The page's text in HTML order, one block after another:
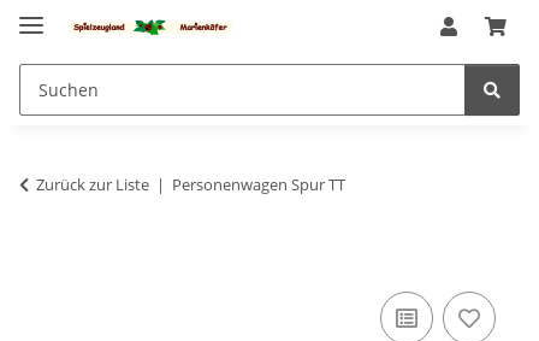
Zurück zur Liste Personenwagen Spur TT